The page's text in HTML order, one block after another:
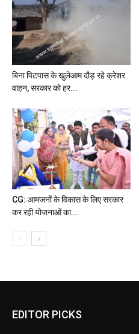
बिना पिटपास के खुलेआम दौड़ रहे क्रेशर
वाहन, सरकार को हर...
CG: आमजनों के विकास के लिए सरकार
कर रही योजनाओं का...
EDITOR PICKS